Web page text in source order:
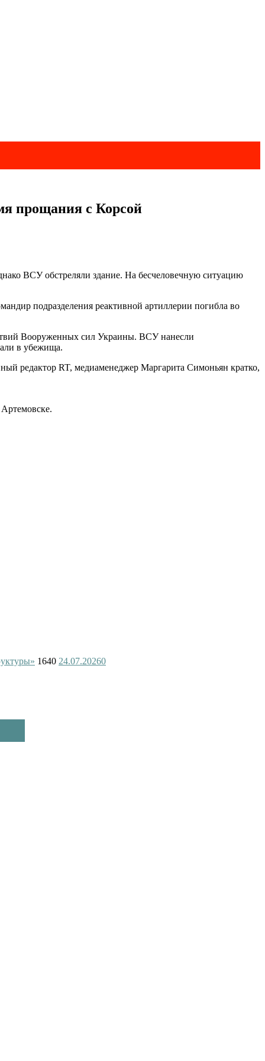
прощания с Корсой
ВСУ обстреляли здание. На бесчеловечную ситуацию
подразделения реактивной артиллерии погибла во
Вооруженных сил Украины. ВСУ нанесли
в убежища.
редактор RT, медиаменеджер Маргарита Симоньян кратко,
1640 24.07.20260